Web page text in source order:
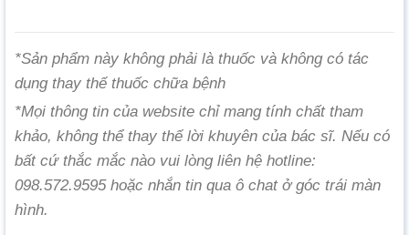
*Sản phẩm này không phải là thuốc và không có tác
dụng thay thế thuốc chữa bệnh
*Mọi thông tin của website chỉ mang tính chất tham
khảo, không thể thay thế lời khuyên của bác sĩ. Nếu có
bất cứ thắc mắc nào vui lòng liên hệ hotline:
098.572.9595 hoặc nhắn tin qua ô chat ở góc trái màn
hình.